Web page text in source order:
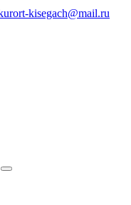
kisegach@mail.ru